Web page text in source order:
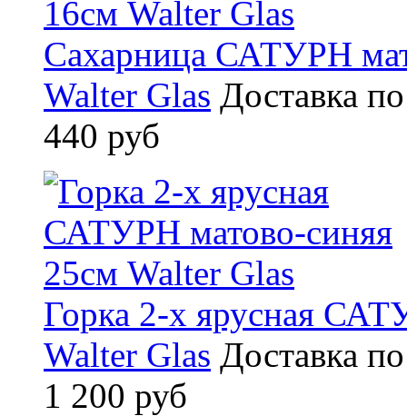
Сахарница САТУРН
Walter Glas Доставка
440 руб
Горка 2-х ярусная
Walter Glas Доставка
1 200 руб